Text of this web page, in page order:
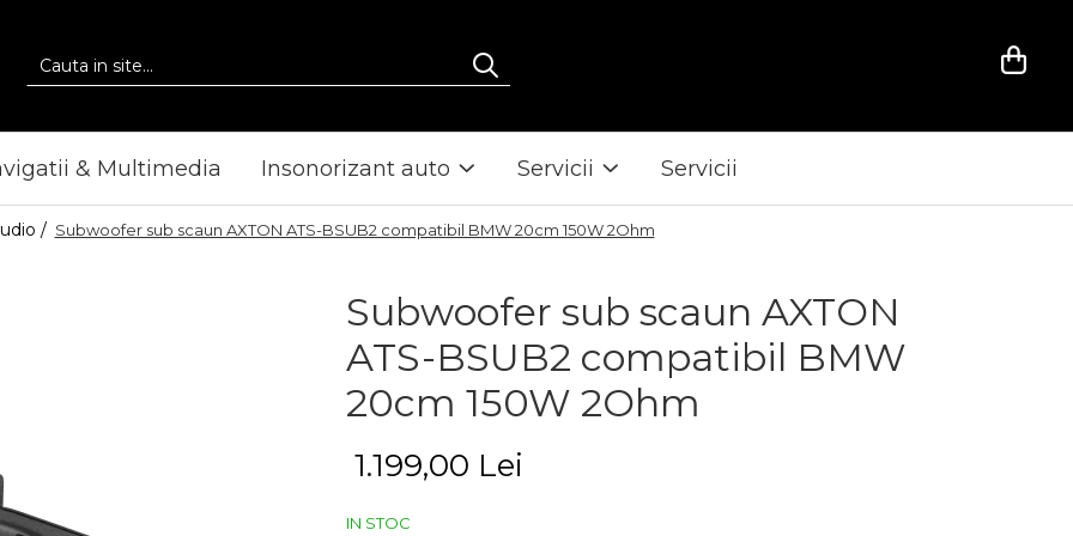
& Multimedia Insonorizant auto Servicii Servicii
/ Subwoofer sub scaun AXTON ATS-BSUB2 compatibil BMW 20cm 150W 2Ohm
Subwoofer sub scaun AXTON
ATS-BSUB2 compatibil BMW
20cm 150W 2Ohm
1.199,00 Lei
IN STOC